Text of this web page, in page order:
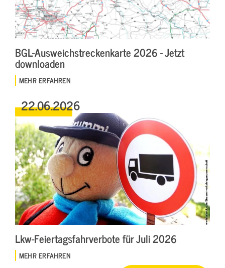
BGL-Ausweichstreckenkarte 2026 - Jetzt
downloaden
MEHR ERFAHREN
22.06.2026
Lkw-Feiertagsfahrverbote für Juli 2026
MEHR ERFAHREN